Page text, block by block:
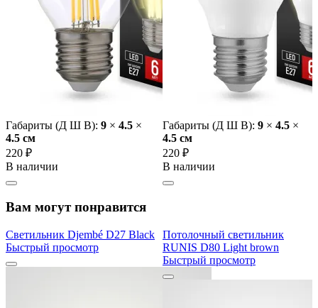
Габариты (Д Ш В): 9 × 4.5 ×
4.5 cм
220 ₽
В наличии
Габариты (Д Ш В): 9 × 4.5 ×
4.5 cм
220 ₽
В наличии
Вам могут понравится
Светильник Djembé D27 Black
Быстрый просмотр
Потолочный светильник
RUNIS D80 Light brown
Быстрый просмотр